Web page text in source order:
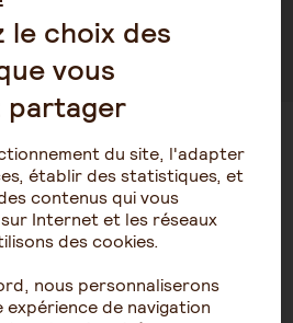
4 étapes simple,
professionnelle, en
"Aidant et compétent" est à
de vos forces.
le choix des
vous
partager
du site, l'adapter
établir des statistiques, et
contenus qui vous
Internet et les réseaux
des cookies.
nous personnaliserons
de navigation